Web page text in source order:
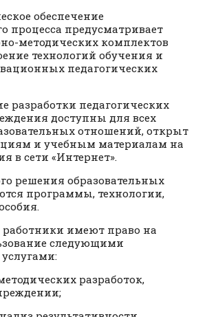
обеспечение
процесса предусматривает
методических комплектов
технологий обучения и
педагогических
разработки педагогических
доступны для всех
отношений, открыт
и учебным материалам на
в сети «Интернет».
решения образовательных
программы, технологии,
работники имеют право на
следующими
разработок,